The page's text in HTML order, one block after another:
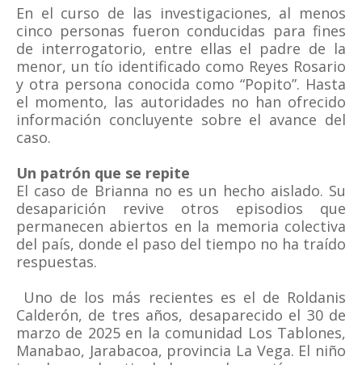
En el curso de las investigaciones, al menos
cinco personas fueron conducidas para fines
de interrogatorio, entre ellas el padre de la
menor, un tío identificado como Reyes Rosario
y otra persona conocida como “Popito”. Hasta
el momento, las autoridades no han ofrecido
información concluyente sobre el avance del
caso.
Un patrón que se repite
El caso de Brianna no es un hecho aislado. Su
desaparición revive otros episodios que
permanecen abiertos en la memoria colectiva
del país, donde el paso del tiempo no ha traído
respuestas.
Uno de los más recientes es el de Roldanis
Calderón, de tres años, desaparecido el 30 de
marzo de 2025 en la comunidad Los Tablones,
Manabao, Jarabacoa, provincia La Vega. El niño